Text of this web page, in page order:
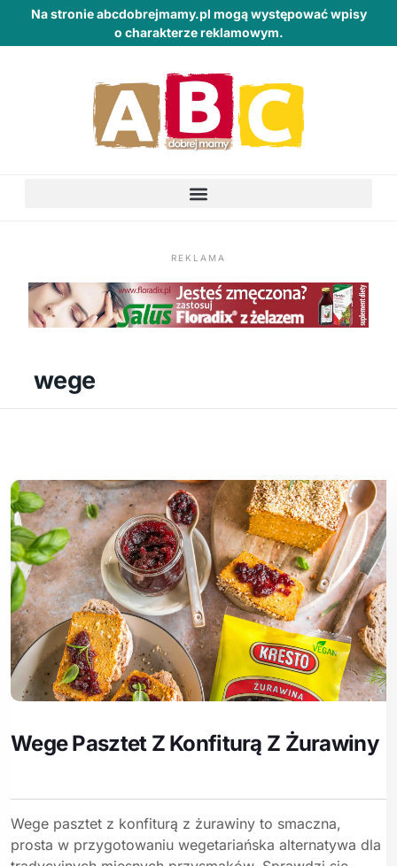
Na stronie abcdobrejmamy.pl mogą występować wpisy
o charakterze reklamowym.
REKLAMA
wege
Wege Pasztet Z Konfiturą Z Żurawiny
Wege pasztet z konfiturą z żurawiny to smaczna,
prosta w przygotowaniu wegetariańska alternatywa dla